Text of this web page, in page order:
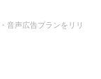
音声広告プランをリリ